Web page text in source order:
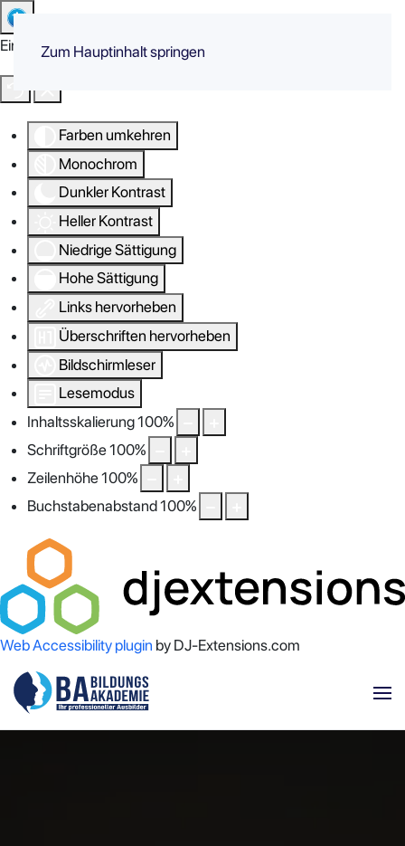
Eingabehilfen öffnen
Farben umkehren
Monochrom
Dunkler Kontrast
Heller Kontrast
Niedrige Sättigung
Hohe Sättigung
Links hervorheben
Überschriften hervorheben
Bildschirmleser
Lesemodus
Inhaltsskalierung100%
Schriftgröße100%
Zeilenhöhe100%
Buchstabenabstand100%
Web Accessibility plugin by DJ-Extensions.com
Zum Hauptinhalt springen